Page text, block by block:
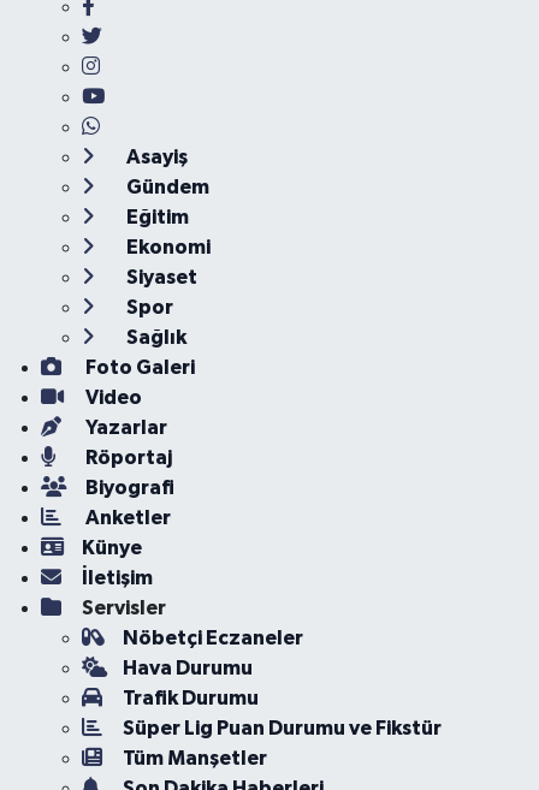
Asayiş
Gündem
Eğitim
Ekonomi
Siyaset
Spor
Sağlık
Foto Galeri
Video
Yazarlar
Röportaj
Biyografi
Anketler
Künye
İletişim
Servisler
Nöbetçi Eczaneler
Hava Durumu
Trafik Durumu
Süper Lig Puan Durumu ve Fikstür
Tüm Manşetler